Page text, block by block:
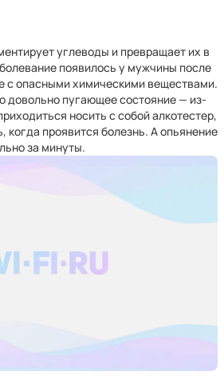
углеводы и превращает их в
появилось у мужчины после
с опасными химическими веществами.
довольно пугающее состояние — из-
носить с собой алкотестер,
когда проявится болезнь. А опьянение
за минуты.